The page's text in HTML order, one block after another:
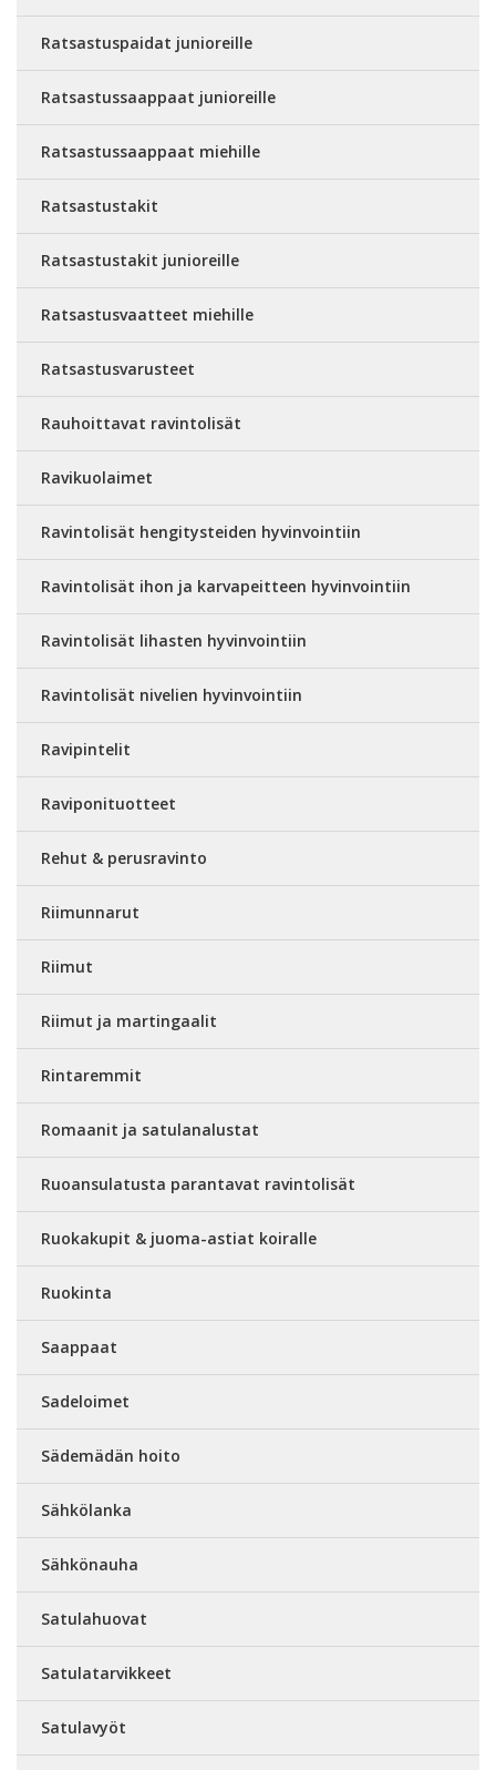
Ratsastuspaidat junioreille
Ratsastussaappaat junioreille
Ratsastussaappaat miehille
Ratsastustakit
Ratsastustakit junioreille
Ratsastusvaatteet miehille
Ratsastusvarusteet
Rauhoittavat ravintolisät
Ravikuolaimet
Ravintolisät hengitysteiden hyvinvointiin
Ravintolisät ihon ja karvapeitteen hyvinvointiin
Ravintolisät lihasten hyvinvointiin
Ravintolisät nivelien hyvinvointiin
Ravipintelit
Raviponituotteet
Rehut & perusravinto
Riimunnarut
Riimut
Riimut ja martingaalit
Rintaremmit
Romaanit ja satulanalustat
Ruoansulatusta parantavat ravintolisät
Ruokakupit & juoma-astiat koiralle
Ruokinta
Saappaat
Sadeloimet
Sädemädän hoito
Sähkölanka
Sähkönauha
Satulahuovat
Satulatarvikkeet
Satulavyöt